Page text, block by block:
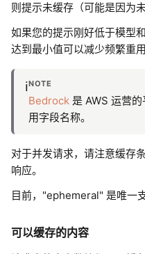
则提示未缓存（可能是因为
如果您的提示刚好低于模型
达到最小值可以减少频繁重
ℹ️NOTE
Bedrock 是 AWS 运营
用字段名称。
对于并发请求，请注意缓存
响应。
目前，"ephemeral" 是唯一
可以缓存的内容